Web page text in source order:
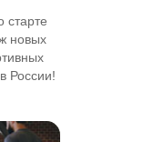
старте
новых
России!